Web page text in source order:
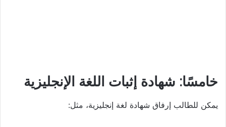
خامسًا: شهادة إثبات اللغة الإنجليزية
يمكن للطالب إرفاق شهادة لغة إنجليزية، مثل: